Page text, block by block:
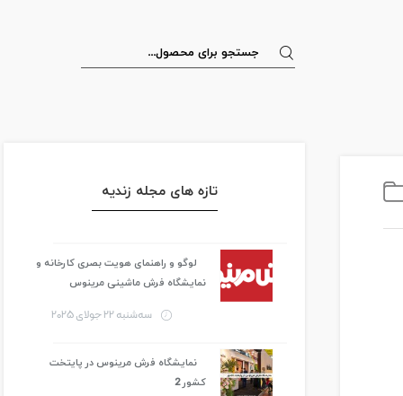
تازه های مجله زندیه
لوگو و راهنمای هویت بصری کارخانه و
نمایشگاه فرش ماشینی مرینوس
سه‌شنبه 22 جولای 2025
نمایشگاه فرش مرینوس در پایتخت
کشور 2